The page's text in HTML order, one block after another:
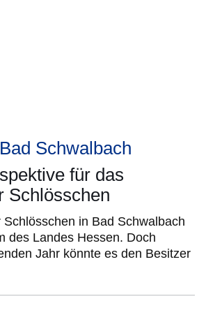
Bad Schwalbach
für das
Schlösschen
in Bad Schwalbach
des Landes Hessen. Doch
Jahr könnte es den Besitzer